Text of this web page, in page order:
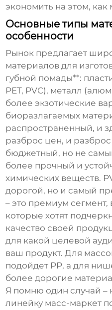
экономить на этом, как
Основные типы
особенности
Рынок предлагает
материалов для
губной помады**:
PET, PVC), металл
более экзотические
биоразлагаемых
распространенный, и
разброс цен, и разброс
бюджетный, но не
более прочный и
химических веществ.
дорогой, но и самый
– это премиум
которые хотят
качество своей
для какой целевой
ваш продукт. Для
подойдет PP, а для
более дорогие
Я помню один случай –
линейку масс-маркет